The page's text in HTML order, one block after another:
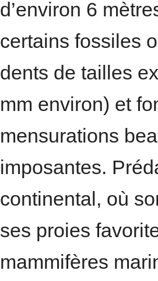
d’environ 6
certains fossiles
dents de tailles
mm environ) et
mensurations
imposantes.
continental, où
ses proies
mammifères